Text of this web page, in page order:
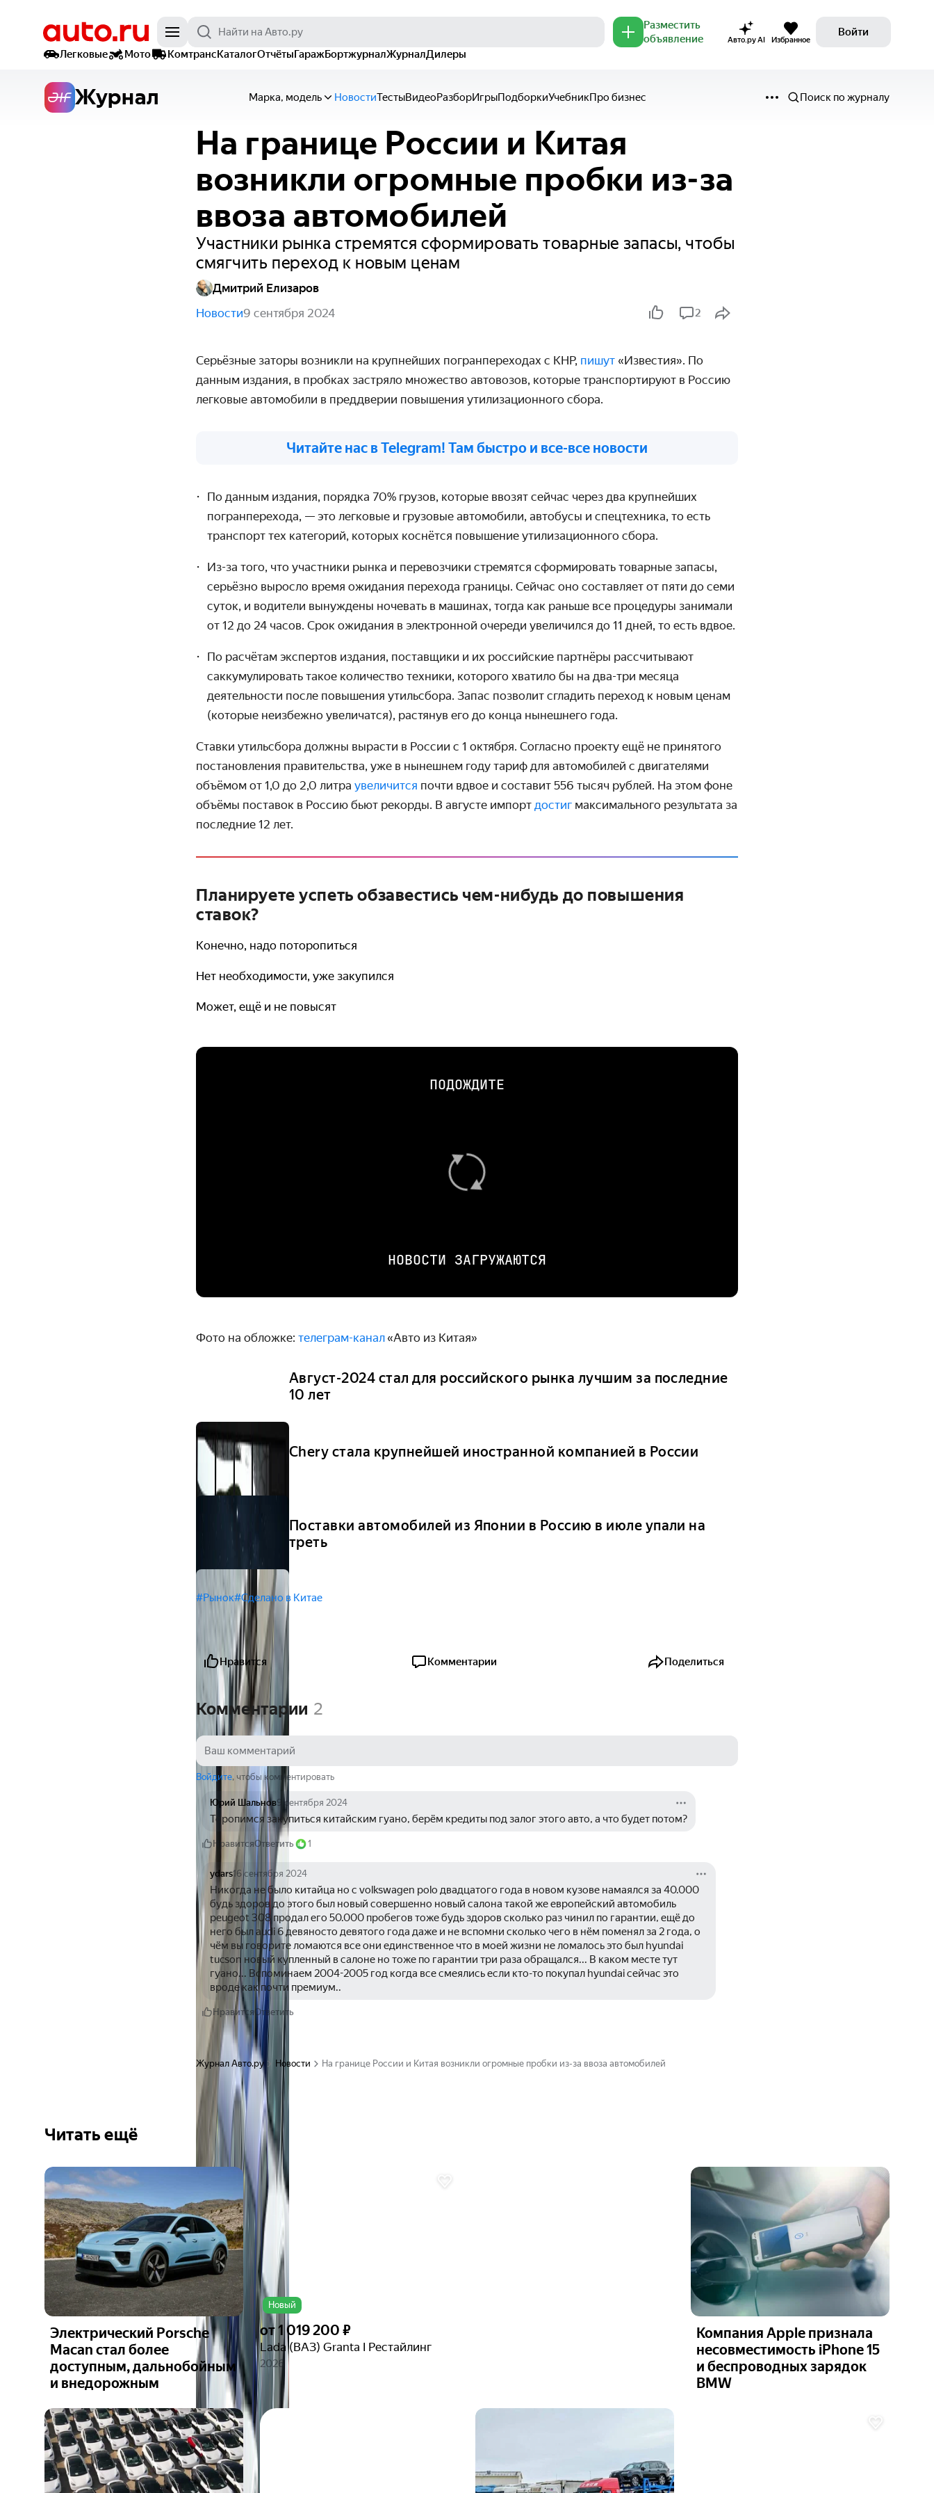
Разместить
объявление
Авто.ру AI Избранное
Войти
Легковые
Мото КомтрансКаталогОтчётыГаражБортжурналЖурналДилеры
Журнал Марка, модель НовостиТестыВидеоРазборИгрыПодборкиУчебникПро бизнес Поиск по журналу
На границе России и Китая
возникли огромные пробки из-за
ввоза автомобилей
Участники рынка стремятся сформировать товарные запасы, чтобы
смягчить переход к новым ценам
Дмитрий Елизаров
Новости9 сентября 2024 2
Серьёзные заторы возникли на крупнейших погранпереходах с КНР, пишут «Известия». По
данным издания, в пробках застряло множество автовозов, которые транспортируют в Россию
легковые автомобили в преддверии повышения утилизационного сбора.
Читайте нас в Telegram! Там быстро и все-все новости
По данным издания, порядка 70% грузов, которые ввозят сейчас через два крупнейших
погранперехода, — это легковые и грузовые автомобили, автобусы и спецтехника, то есть
транспорт тех категорий, которых коснётся повышение утилизационного сбора.
Из-за того, что участники рынка и перевозчики стремятся сформировать товарные запасы,
серьёзно выросло время ожидания перехода границы. Сейчас оно составляет от пяти до семи
суток, и водители вынуждены ночевать в машинах, тогда как раньше все процедуры занимали
от 12 до 24 часов. Срок ожидания в электронной очереди увеличился до 11 дней, то есть вдвое.
По расчётам экспертов издания, поставщики и их российские партнёры рассчитывают
саккумулировать такое количество техники, которого хватило бы на два-три месяца
деятельности после повышения утильсбора. Запас позволит сгладить переход к новым ценам
(которые неизбежно увеличатся), растянув его до конца нынешнего года.
Ставки утильсбора должны вырасти в России с 1 октября. Согласно проекту ещё не принятого
постановления правительства, уже в нынешнем году тариф для автомобилей с двигателями
объёмом от 1,0 до 2,0 литра увеличится почти вдвое и составит 556 тысяч рублей. На этом фоне
объёмы поставок в Россию бьют рекорды. В августе импорт достиг максимального результата за
последние 12 лет.
Планируете успеть обзавестись чем-нибудь до повышения
ставок?
Конечно, надо поторопиться
Нет необходимости, уже закупился
Может, ещё и не повысят
ПОДОЖДИТЕ
НОВОСТИ ЗАГРУЖАЮТСЯ
Фото на обложке: телеграм-канал «Авто из Китая»
Август-2024 стал для российского рынка лучшим за последние
10 лет
Chery стала крупнейшей иностранной компанией в России
Поставки автомобилей из Японии в Россию в июле упали на
треть
#Рынок#Сделано в Китае
Нравится Комментарии Поделиться
Комментарии 2
Войдите, чтобы комментировать
Юрий Шальнов9 сентября 2024
Торопимся закупиться китайским гуано, берём кредиты под залог этого авто, а что будет потом?
НравитсяОтветить 1
ydars16 сентября 2024
Никогда не было китайца но с volkswagen polo двадцатого года в новом кузове намаялся за 40.000
будь здоров до этого был новый совершенно новый салона такой же европейский автомобиль
peugeot 308 продал его 50.000 пробегов тоже будь здоров сколько раз чинил по гарантии, ещё до
него был audi 6 девяносто девятого года даже и не вспомни сколько чего в нём поменял за 2 года, о
чём вы говорите ломаются все они единственное что в моей жизни не ломалось это был hyundai
tucson новый купленный в салоне но тоже по гарантии три раза обращался... В каком месте тут
гуано... Вспоминаем 2004-2005 год когда все смеялись если кто-то покупал hyundai сейчас это
вроде как почти премиум..
Нравится Ответить
Журнал Авто.ру Новости На границе России и Китая возникли огромные пробки из-за ввоза автомобилей
Читать ещё
Электрический Porsche
Macan стал более
доступным, дальнобойным
и внедорожным
Новый
Ещё 6
фото
от1 019 200 ₽
Lada (ВАЗ) Granta I Рестайлинг
2026
Компания Apple признала
несовместимость iPhone 15
и беспроводных зарядок
BMW